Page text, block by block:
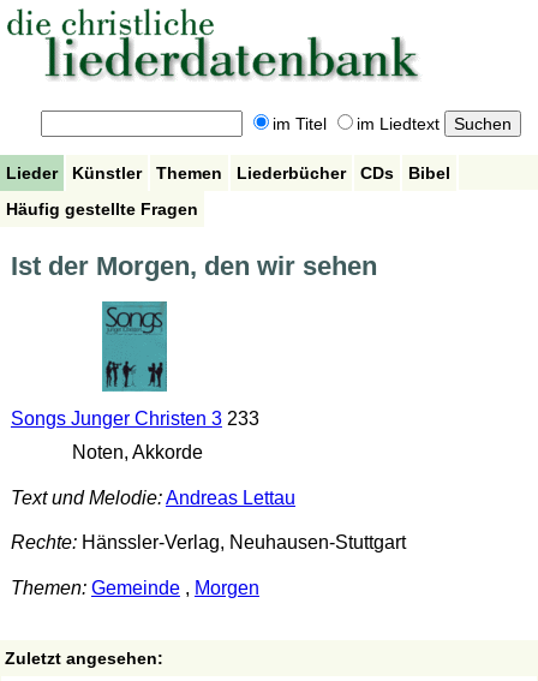
im Titel im Liedtext
Lieder Künstler Themen Liederbücher CDs
Bibel
Häufig gestellte Fragen
Ist der Morgen, den wir sehen
Songs Junger Christen 3233
Noten, Akkorde
Text und Melodie:Andreas Lettau
Rechte:Hänssler-Verlag, Neuhausen-Stuttgart
Themen: Gemeinde, Morgen
Zuletzt angesehen: